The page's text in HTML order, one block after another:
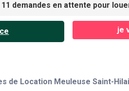
demandes en attente pour
je
de Location Meuleuse Saint-